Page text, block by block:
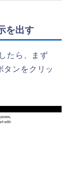
を出す
たら、まず
タンをクリッ